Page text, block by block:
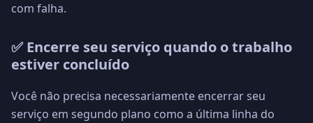
com falha.
✅ Encerre seu serviço quando o trabalho
estiver concluído
Você não precisa necessariamente encerrar seu
serviço em segundo plano como a última linha do